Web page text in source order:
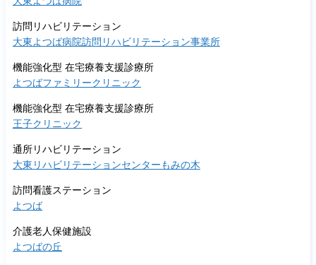
訪問リハビリテーション
大東よつば病院訪問リハビリテーション事業所
機能強化型 在宅療養支援診療所
よつばファミリークリニック
機能強化型 在宅療養支援診療所
王子クリニック
通所リハビリテーション
大東リハビリテーションセンターもみの木
訪問看護ステーション
よつば
介護老人保健施設
よつばの丘